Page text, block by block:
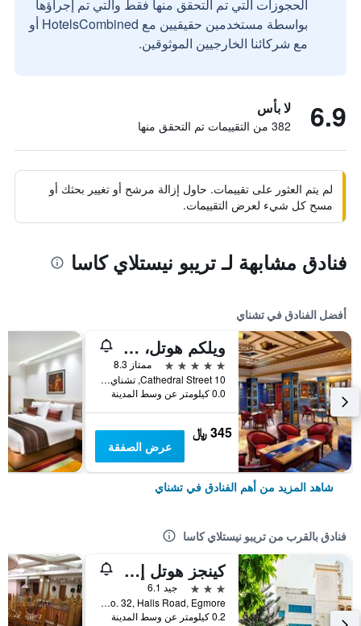
الحجوزات التي تم التحقق منها فقط والتي تم إجراؤها
بواسطة مستخدمين حقيقيين مع HotelsCombined أو
مع شركائنا الخارجيين الموثوقين.
6.9 لا بأس
382 من التقييمات تم التحقق منها
لم يتم العثور على تقييمات. حاول إزالة مرشح أو تغيير بحثك أو
مسح كل شيء لعرض التقييمات.
فنادق مشابهة لـ تريبو نيستلاي كاسا
أفضل الفنادق في تشناي
ويلكم هوتل، آي تي سي هوتلز، كاثيدرال رود، تشيناي
5 نجوم
ممتاز 8.3
10 Cathedral Street, تشناي, الهند
0.0 كيلومتر عن وسط المدينة
345 ﷼
عرض الصفقة
شاهد المزيد من أهم الفنادق في تشناي
فنادق بالقرب من تريبو نيستلاي كاسا
كينجز هوتل إجمور
3 نجوم
جيد 6.1
No. 32, Halls Road, Egmore, تشناي, الهند
0.2 كيلومتر عن وسط المدينة